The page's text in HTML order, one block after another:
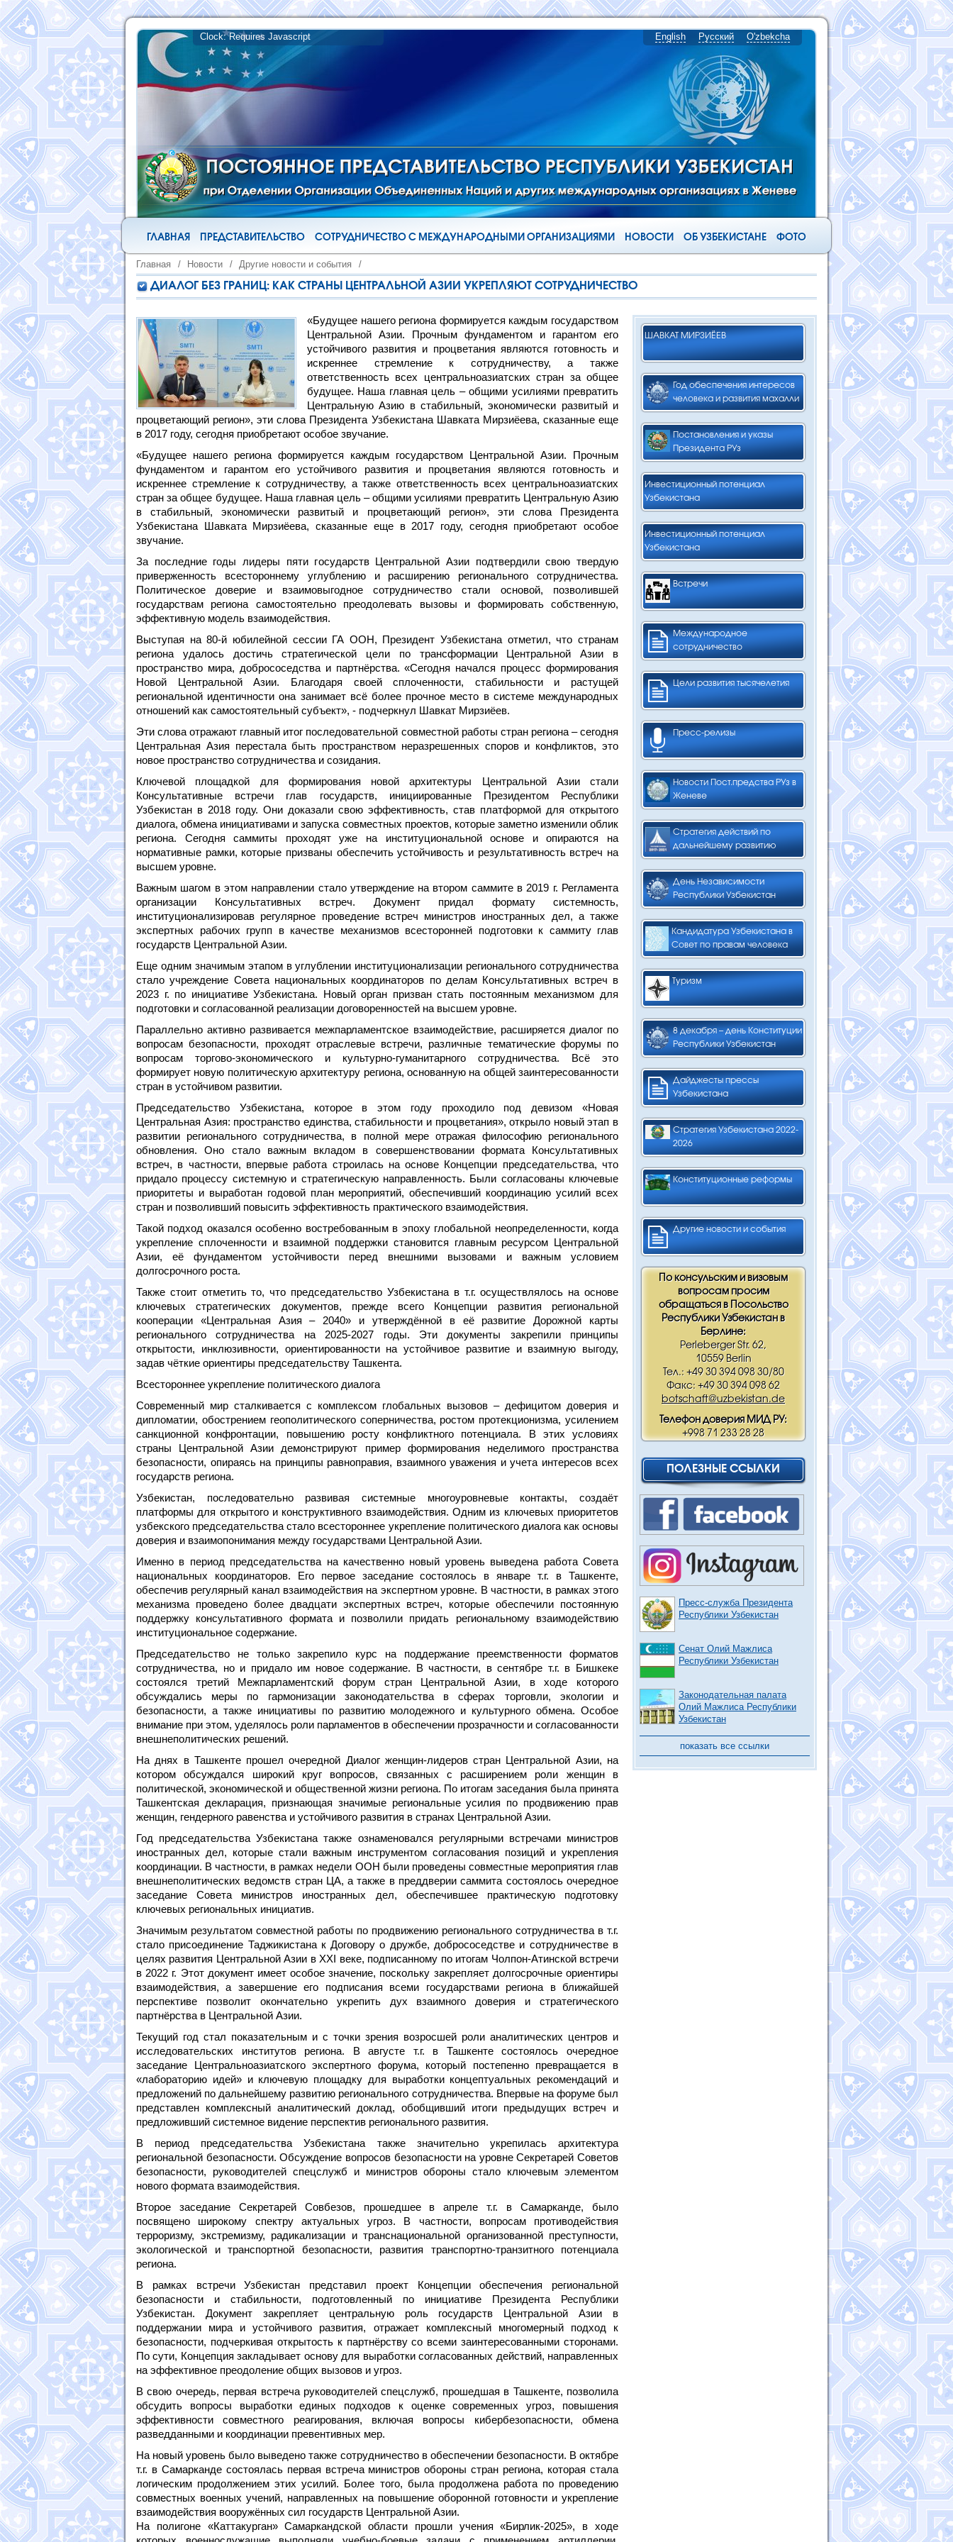
English Русский O'zbekcha
ГЛАВНАЯ ПРЕДСТАВИТЕЛЬСТВО СОТРУДНИЧЕСТВО С МЕЖДУНАРОДНЫМИ ОРГАНИЗАЦИЯМИ НОВОСТИ ОБ УЗБЕКИСТАНЕ ФОТО
Главная / Новости / Другие новости и события /
ДИАЛОГ БЕЗ ГРАНИЦ: КАК СТРАНЫ ЦЕНТРАЛЬНОЙ АЗИИ УКРЕПЛЯЮТ СОТРУДНИЧЕСТВО
ШАВКАТ МИРЗИЁЕВ
Год обеспечения интересов
человека и развития махалли
Постановления и указы
Президента РУз
Инвестиционный потенциал
Узбекистана
Инвестиционный потенциал
Узбекистана
Встречи
Международное
сотрудничество
Цели развития тысячелетия
Пресс-релизы
Новости Пост.предства РУз в
Женеве
Стратегия действий по
дальнейшему развитию
День Независимости
Республики Узбекистан
Кандидатура Узбекистана в
Совет по правам человека
Туризм
8 декабря – день Конституции
Республики Узбекистан
Дайджесты прессы
Узбекистана
Стратегия Узбекистана 2022-
2026
Конституционные реформы
Другие новости и события
По консульским и визовым
вопросам просим
обращаться в Посольство
Республики Узбекистан в
Берлине:
Perleberger Str. 62,
10559 Berlin
Тел.: +49 30 394 098 30/80
Факс: +49 30 394 098 62
botschaft@uzbekistan.de
Телефон доверия МИД РУ:
+998 71 233 28 28
ПОЛЕЗНЫЕ ССЫЛКИ
Пресс-служба Президента
Республики Узбекистан
Сенат Олий Мажлиса
Республики Узбекистан
Законодательная палата
Олий Мажлиса Республики
Узбекистан
показать все ссылки
«Будущее нашего региона формируется каждым государством
Центральной Азии. Прочным фундаментом и гарантом его
устойчивого развития и процветания являются готовность и
искреннее стремление к сотрудничеству, а также
ответственность всех центральноазиатских стран за общее
будущее. Наша главная цель – общими усилиями превратить
Центральную Азию в стабильный, экономически развитый и
процветающий регион», эти слова Президента Узбекистана Шавката Мирзиёева, сказанные еще
в 2017 году, сегодня приобретают особое звучание.
«Будущее нашего региона формируется каждым государством Центральной Азии. Прочным
фундаментом и гарантом его устойчивого развития и процветания являются готовность и
искреннее стремление к сотрудничеству, а также ответственность всех центральноазиатских
стран за общее будущее. Наша главная цель – общими усилиями превратить Центральную Азию
в стабильный, экономически развитый и процветающий регион», эти слова Президента
Узбекистана Шавката Мирзиёева, сказанные еще в 2017 году, сегодня приобретают особое
звучание.
За последние годы лидеры пяти государств Центральной Азии подтвердили свою твердую
приверженность всестороннему углублению и расширению регионального сотрудничества.
Политическое доверие и взаимовыгодное сотрудничество стали основой, позволившей
государствам региона самостоятельно преодолевать вызовы и формировать собственную,
эффективную модель взаимодействия.
Выступая на 80-й юбилейной сессии ГА ООН, Президент Узбекистана отметил, что странам
региона удалось достичь стратегической цели по трансформации Центральной Азии в
пространство мира, добрососедства и партнёрства. «Сегодня начался процесс формирования
Новой Центральной Азии. Благодаря своей сплоченности, стабильности и растущей
региональной идентичности она занимает всё более прочное место в системе международных
отношений как самостоятельный субъект», - подчеркнул Шавкат Мирзиёев.
Эти слова отражают главный итог последовательной совместной работы стран региона – сегодня
Центральная Азия перестала быть пространством неразрешенных споров и конфликтов, это
новое пространство сотрудничества и созидания.
Ключевой площадкой для формирования новой архитектуры Центральной Азии стали
Консультативные встречи глав государств, инициированные Президентом Республики
Узбекистан в 2018 году. Они доказали свою эффективность, став платформой для открытого
диалога, обмена инициативами и запуска совместных проектов, которые заметно изменили облик
региона. Сегодня саммиты проходят уже на институциональной основе и опираются на
нормативные рамки, которые призваны обеспечить устойчивость и результативность встреч на
высшем уровне.
Важным шагом в этом направлении стало утверждение на втором саммите в 2019 г. Регламента
организации Консультативных встреч. Документ придал формату системность,
институционализировав регулярное проведение встреч министров иностранных дел, а также
экспертных рабочих групп в качестве механизмов всесторонней подготовки к саммиту глав
государств Центральной Азии.
Еще одним значимым этапом в углублении институционализации регионального сотрудничества
стало учреждение Совета национальных координаторов по делам Консультативных встреч в
2023 г. по инициативе Узбекистана. Новый орган призван стать постоянным механизмом для
подготовки и согласованной реализации договоренностей на высшем уровне.
Параллельно активно развивается межпарламентское взаимодействие, расширяется диалог по
вопросам безопасности, проходят отраслевые встречи, различные тематические форумы по
вопросам торгово-экономического и культурно-гуманитарного сотрудничества. Всё это
формирует новую политическую архитектуру региона, основанную на общей заинтересованности
стран в устойчивом развитии.
Председательство Узбекистана, которое в этом году проходило под девизом «Новая
Центральная Азия: пространство единства, стабильности и процветания», открыло новый этап в
развитии регионального сотрудничества, в полной мере отражая философию регионального
обновления. Оно стало важным вкладом в совершенствовании формата Консультативных
встреч, в частности, впервые работа строилась на основе Концепции председательства, что
придало процессу системную и стратегическую направленность. Были согласованы ключевые
приоритеты и выработан годовой план мероприятий, обеспечивший координацию усилий всех
стран и позволивший повысить эффективность практического взаимодействия.
Такой подход оказался особенно востребованным в эпоху глобальной неопределенности, когда
укрепление сплоченности и взаимной поддержки становится главным ресурсом Центральной
Азии, её фундаментом устойчивости перед внешними вызовами и важным условием
долгосрочного роста.
Также стоит отметить то, что председательство Узбекистана в т.г. осуществлялось на основе
ключевых стратегических документов, прежде всего Концепции развития региональной
кооперации «Центральная Азия – 2040» и утверждённой в её развитие Дорожной карты
регионального сотрудничества на 2025-2027 годы. Эти документы закрепили принципы
открытости, инклюзивности, ориентированности на устойчивое развитие и взаимную выгоду,
задав чёткие ориентиры председательству Ташкента.
Всестороннее укрепление политического диалога
Современный мир сталкивается с комплексом глобальных вызовов – дефицитом доверия и
дипломатии, обострением геополитического соперничества, ростом протекционизма, усилением
санкционной конфронтации, повышению росту конфликтного потенциала. В этих условиях
страны Центральной Азии демонстрируют пример формирования неделимого пространства
безопасности, опираясь на принципы равноправия, взаимного уважения и учета интересов всех
государств региона.
Узбекистан, последовательно развивая системные многоуровневые контакты, создаёт
платформы для открытого и конструктивного взаимодействия. Одним из ключевых приоритетов
узбекского председательства стало всестороннее укрепление политического диалога как основы
доверия и взаимопонимания между государствами Центральной Азии.
Именно в период председательства на качественно новый уровень выведена работа Совета
национальных координаторов. Его первое заседание состоялось в январе т.г. в Ташкенте,
обеспечив регулярный канал взаимодействия на экспертном уровне. В частности, в рамках этого
механизма проведено более двадцати экспертных встреч, которые обеспечили постоянную
поддержку консультативного формата и позволили придать региональному взаимодействию
институциональное содержание.
Председательство не только закрепило курс на поддержание преемственности форматов
сотрудничества, но и придало им новое содержание. В частности, в сентябре т.г. в Бишкеке
состоялся третий Межпарламентский форум стран Центральной Азии, в ходе которого
обсуждались меры по гармонизации законодательства в сферах торговли, экологии и
безопасности, а также инициативы по развитию молодежного и культурного обмена. Особое
внимание при этом, уделялось роли парламентов в обеспечении прозрачности и согласованности
внешнеполитических решений.
На днях в Ташкенте прошел очередной Диалог женщин-лидеров стран Центральной Азии, на
котором обсуждался широкий круг вопросов, связанных с расширением роли женщин в
политической, экономической и общественной жизни региона. По итогам заседания была принята
Ташкентская декларация, признающая значимые региональные усилия по продвижению прав
женщин, гендерного равенства и устойчивого развития в странах Центральной Азии.
Год председательства Узбекистана также ознаменовался регулярными встречами министров
иностранных дел, которые стали важным инструментом согласования позиций и укрепления
координации. В частности, в рамках недели ООН были проведены совместные мероприятия глав
внешнеполитических ведомств стран ЦА, а также в преддверии саммита состоялось очередное
заседание Совета министров иностранных дел, обеспечившее практическую подготовку
ключевых региональных инициатив.
Значимым результатом совместной работы по продвижению регионального сотрудничества в т.г.
стало присоединение Таджикистана к Договору о дружбе, добрососедстве и сотрудничестве в
целях развития Центральной Азии в XXI веке, подписанному по итогам Чолпон-Атинской встречи
в 2022 г. Этот документ имеет особое значение, поскольку закрепляет долгосрочные ориентиры
взаимодействия, а завершение его подписания всеми государствами региона в ближайшей
перспективе позволит окончательно укрепить дух взаимного доверия и стратегического
партнёрства в Центральной Азии.
Текущий год стал показательным и с точки зрения возросшей роли аналитических центров и
исследовательских институтов региона. В августе т.г. в Ташкенте состоялось очередное
заседание Центральноазиатского экспертного форума, который постепенно превращается в
«лабораторию идей» и ключевую площадку для выработки концептуальных рекомендаций и
предложений по дальнейшему развитию регионального сотрудничества. Впервые на форуме был
представлен комплексный аналитический доклад, обобщивший итоги предыдущих встреч и
предложивший системное видение перспектив регионального развития.
В период председательства Узбекистана также значительно укрепилась архитектура
региональной безопасности. Обсуждение вопросов безопасности на уровне Секретарей Советов
безопасности, руководителей спецслужб и министров обороны стало ключевым элементом
нового формата взаимодействия.
Второе заседание Секретарей Совбезов, прошедшее в апреле т.г. в Самарканде, было
посвящено широкому спектру актуальных угроз. В частности, вопросам противодействия
терроризму, экстремизму, радикализации и транснациональной организованной преступности,
экологической и транспортной безопасности, развития транспортно-транзитного потенциала
региона.
В рамках встречи Узбекистан представил проект Концепции обеспечения региональной
безопасности и стабильности, подготовленный по инициативе Президента Республики
Узбекистан. Документ закрепляет центральную роль государств Центральной Азии в
поддержании мира и устойчивого развития, отражает комплексный многомерный подход к
безопасности, подчеркивая открытость к партнёрству со всеми заинтересованными сторонами.
По сути, Концепция закладывает основу для выработки согласованных действий, направленных
на эффективное преодоление общих вызовов и угроз.
В свою очередь, первая встреча руководителей спецслужб, прошедшая в Ташкенте, позволила
обсудить вопросы выработки единых подходов к оценке современных угроз, повышения
эффективности совместного реагирования, включая вопросы кибербезопасности, обмена
разведданными и координации превентивных мер.
На новый уровень было выведено также сотрудничество в обеспечении безопасности. В октябре
т.г. в Самарканде состоялась первая встреча министров обороны стран региона, которая стала
логическим продолжением этих усилий. Более того, была продолжена работа по проведению
совместных военных учений, направленных на повышение оборонной готовности и укрепление
взаимодействия вооружённых сил государств Центральной Азии.
На полигоне «Каттакурган» Самаркандской области прошли учения «Бирлик-2025», в ходе